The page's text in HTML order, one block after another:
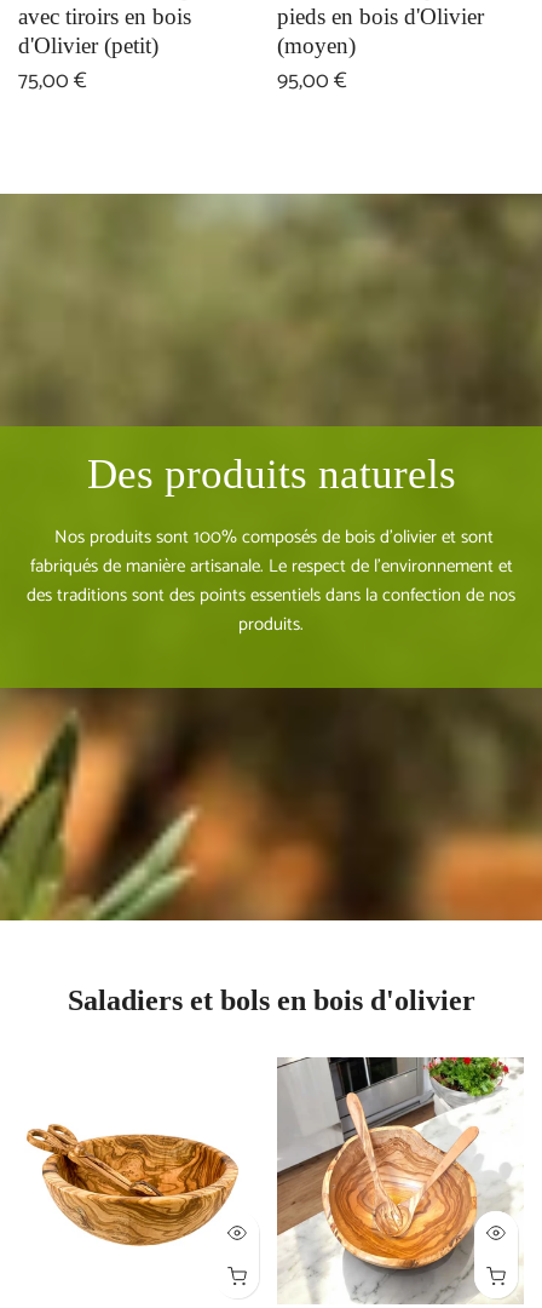
Jeux d'échecs sur pieds
avec tiroirs en bois
d'Olivier (petit)
Jeu d'échecs moyen sur
pieds en bois d'Olivier
(moyen)
Des produits naturels
Nos produits sont 100% composés de bois d'olivier et sont
fabriqués de manière artisanale. Le respect de l'environnement et
des traditions sont des points essentiels dans la confection de nos